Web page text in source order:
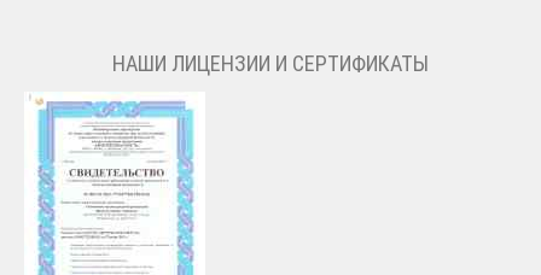
НАШИ ЛИЦЕНЗИИ И СЕРТИФИКАТЫ